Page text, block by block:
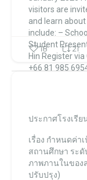
visitors are
and learn
include: –
Student
Hin Register via
+66 81 985
18 21
ประกาศโรงเรี
เรื่อง กำหนดค่า
สถานศึกษา ระ
ภาพภานในของ
ปรับปรุง)